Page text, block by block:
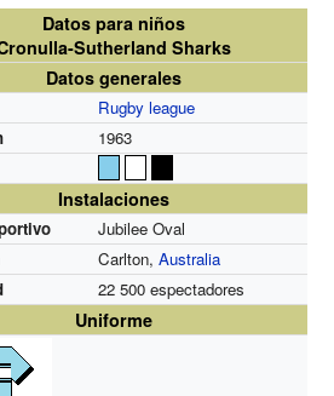
Datos para niños
Sutherland Sharks
Datos generales
Rugby league
1963
Instalaciones
Jubilee Oval
Carlton,Australia
22 500 espectadores
Uniforme